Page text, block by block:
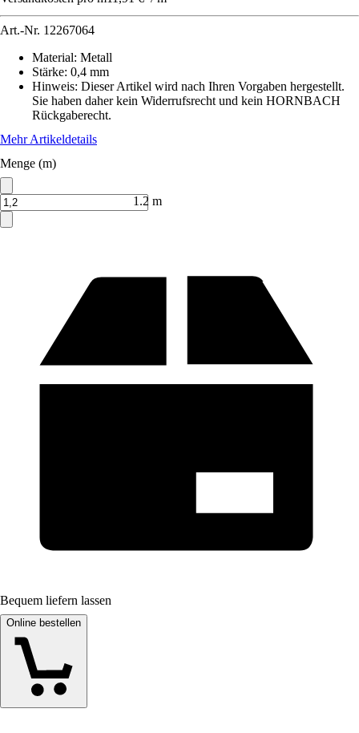
Art.-Nr. 12267064
Material: Metall
Stärke: 0,4 mm
Hinweis: Dieser Artikel wird nach Ihren Vorgaben hergestellt.
Sie haben daher kein Widerrufsrecht und kein HORNBACH
Rückgaberecht.
Mehr Artikeldetails
Menge (m)
1.2 m
Bequem liefern lassen
Online bestellen